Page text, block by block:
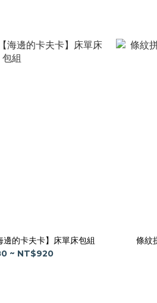
的卡夫卡】床單床包組
~ NT$920
條紋